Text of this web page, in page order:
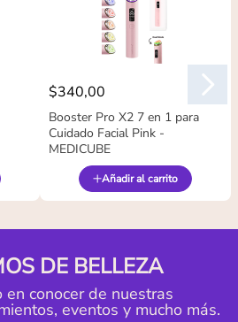
$340,00
Booster Pro X2 7 en 1 para
Cuidado Facial Pink -
MEDICUBE
Añadir al carrito
DE BELLEZA
en conocer de nuestras
eventos y mucho más.